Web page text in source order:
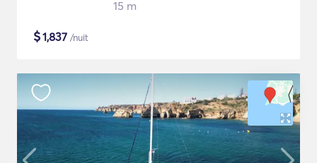
15 m
$1,837 /nuit